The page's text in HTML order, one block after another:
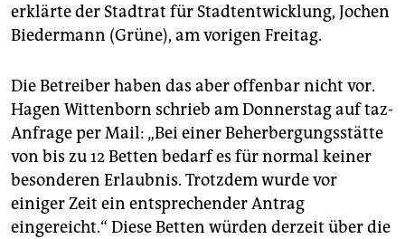
erklärte der Stadtrat für Stadtentwicklung, Jochen
Biedermann (Grüne), am vorigen Freitag.
Die Betreiber haben das aber offenbar nicht vor.
Hagen Wittenborn schrieb am Donnerstag auf taz-
Anfrage per Mail: „Bei einer Beherbergungsstätte
von bis zu 12 Betten bedarf es für normal keiner
besonderen Erlaubnis. Trotzdem wurde vor
einiger Zeit ein entsprechender Antrag
eingereicht.“ Diese Betten würden derzeit über die